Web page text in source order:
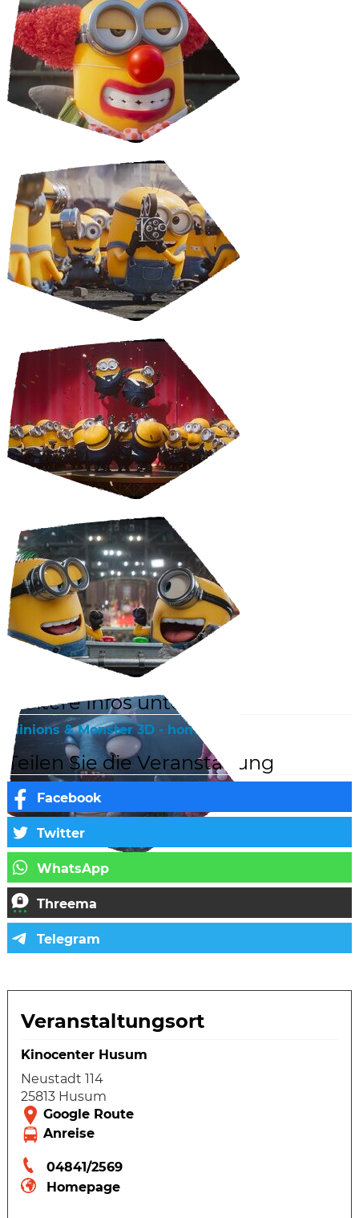
weitere Infos unter:
Minions & Monster 3D - homepage
Teilen Sie die Veranstaltung
Veranstaltungsort
Kinocenter Husum
Neustadt 114
25813 Husum
04841/2569
Homepage